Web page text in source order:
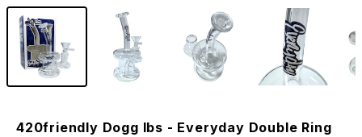
420friendly Dogg lbs - Everyday Double Ring